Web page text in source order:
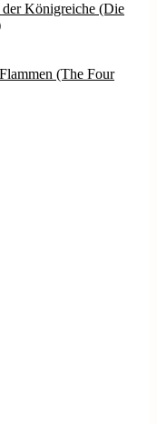
Königreiche (Die
(The Four